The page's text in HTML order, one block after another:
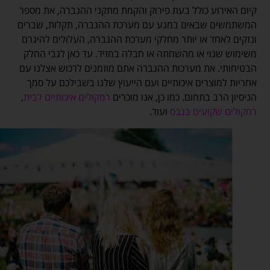
קיום האירוע כולל בעת פירוק והקמת מתקני ההגברה, את מספר
המשתמשים שבאים במגע עם מערכת ההגברה, תקלות, שברים
ונזקים לאחד או יותר מחלקי מערכת ההגברה, העלולים להיגרם
משימוש שגוי או מהשחתה או חבלה במזיד. עד כאן לגבי החלק
הבטיחותי. את מערכות ההגברה אתם מוזמנים לרכוש אצלנו עם
אחריות למוצרים איכותיים ועם הייעוץ שלנו בשבילכם על סמך
הניסיון הרב בתחום. כמו כן, אנו מוכרים רמקולים איכותיים לבית,
רמקולים שקועים בגבס ועוד.